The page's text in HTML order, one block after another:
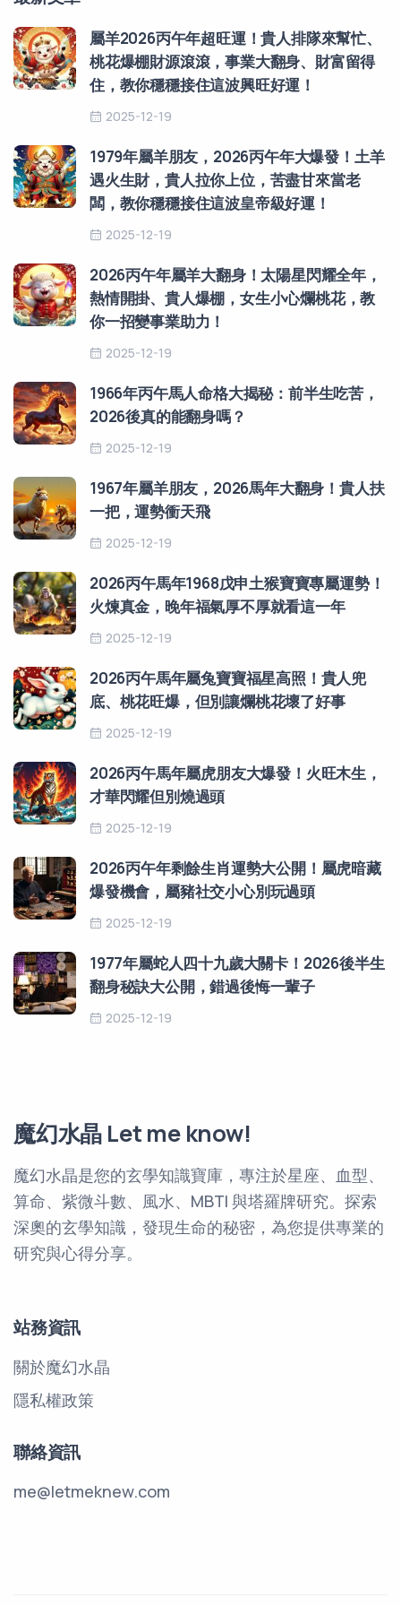
屬羊2026丙午年超旺運！貴人排隊來幫忙、
桃花爆棚財源滾滾，事業大翻身、財富留得
住，教你穩穩接住這波興旺好運！
2025-12-19
1979年屬羊朋友，2026丙午年大爆發！土羊
遇火生財，貴人拉你上位，苦盡甘來當老
闆，教你穩穩接住這波皇帝級好運！
2025-12-19
2026丙午年屬羊大翻身！太陽星閃耀全年，
熱情開掛、貴人爆棚，女生小心爛桃花，教
你一招變事業助力！
2025-12-19
1966年丙午馬人命格大揭秘：前半生吃苦，
2026後真的能翻身嗎？
2025-12-19
1967年屬羊朋友，2026馬年大翻身！貴人扶
一把，運勢衝天飛
2025-12-19
2026丙午馬年1968戊申土猴寶寶專屬運勢！
火煉真金，晚年福氣厚不厚就看這一年
2025-12-19
2026丙午馬年屬兔寶寶福星高照！貴人兜
底、桃花旺爆，但別讓爛桃花壞了好事
2025-12-19
2026丙午馬年屬虎朋友大爆發！火旺木生，
才華閃耀但別燒過頭
2025-12-19
2026丙午年剩餘生肖運勢大公開！屬虎暗藏
爆發機會，屬豬社交小心別玩過頭
2025-12-19
1977年屬蛇人四十九歲大關卡！2026後半生
翻身秘訣大公開，錯過後悔一輩子
2025-12-19
魔幻水晶 Let me know!
魔幻水晶是您的玄學知識寶庫，專注於星座、血型、
算命、紫微斗數、風水、MBTI 與塔羅牌研究。探索
深奧的玄學知識，發現生命的秘密，為您提供專業的
研究與心得分享。
站務資訊
關於魔幻水晶
隱私權政策
聯絡資訊
me@letmeknew.com